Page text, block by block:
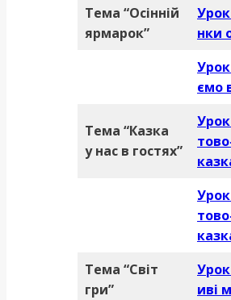
Тема “Осінній
ярмарок”
нки
ємо
Тема “Казка
у нас в гостях”
Тема “Світ
гри”
иві